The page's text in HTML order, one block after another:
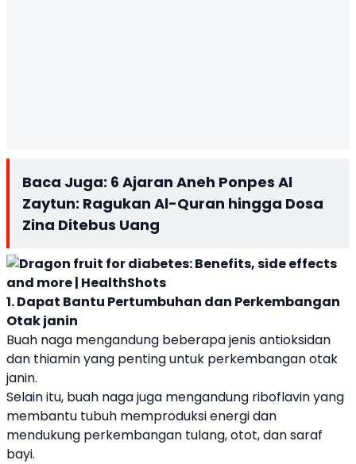
Baca Juga: 6 Ajaran Aneh Ponpes Al
Zaytun: Ragukan Al-Quran hingga Dosa
Zina Ditebus Uang
1. Dapat Bantu Pertumbuhan dan Perkembangan
Otak janin
Buah naga mengandung beberapa jenis antioksidan
dan thiamin yang penting untuk perkembangan otak
janin.
Selain itu, buah naga juga mengandung riboflavin yang
membantu tubuh memproduksi energi dan
mendukung perkembangan tulang, otot, dan saraf
bayi.